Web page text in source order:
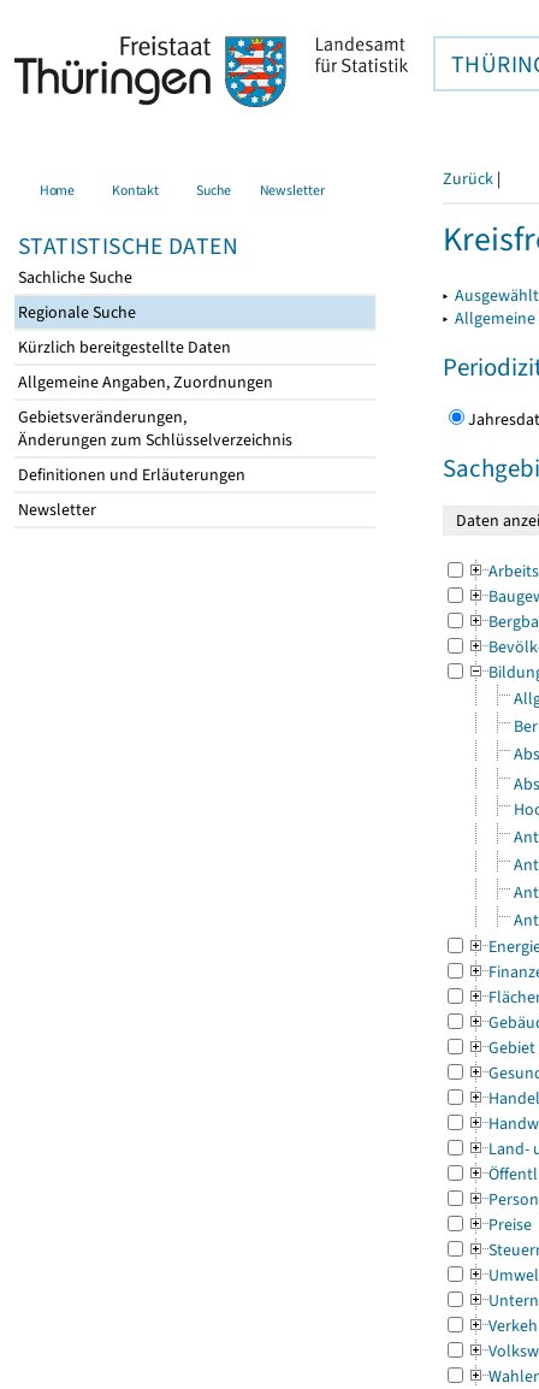
Home Kontakt Suche Newsletter
STATISTISCHE DATEN
Sachliche Suche
Regionale Suche
Kürzlich bereitgestellte Daten
Allgemeine Angaben, Zuordnungen
Gebietsveränderungen,
Änderungen zum Schlüsselverzeichnis
Definitionen und Erläuterungen
Newsletter
Zurück |
▸
▸
Gebiet
Land-
Preise